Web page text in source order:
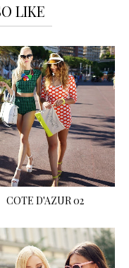
LIKE
COTE D'AZUR 02